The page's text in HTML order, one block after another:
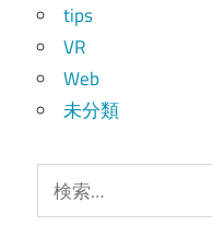
tips
VR
Web
未分類
索: